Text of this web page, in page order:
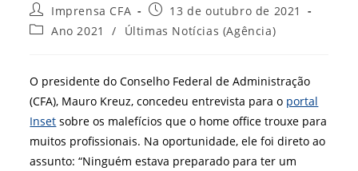
Autor
do
post:
Imprensa CFA
Post
publicado:
13 de outubro de 2021
Categoria
Ano 2021 / Últimas Notícias (Agência)
O presidente do Conselho Federal de Administração
(CFA), Mauro Kreuz, concedeu entrevista para o portal
Inset sobre os malefícios que o home office trouxe para
muitos profissionais. Na oportunidade, ele foi direto ao
assunto: “Ninguém estava preparado para ter um